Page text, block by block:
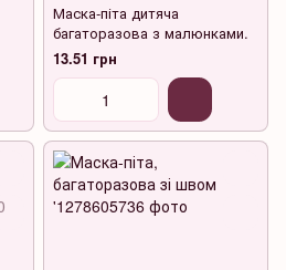
Маска-піта дитяча
багаторазова з малюнками.
13.51 грн